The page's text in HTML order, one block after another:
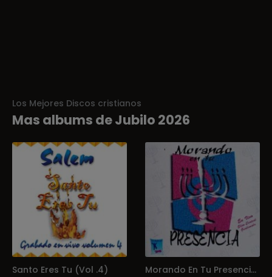
Los Mejores Discos cristianos
Mas albums de Jubilo 2026
Santo Eres Tu (Vol .4) Morando En Tu Presencia (En Vivo)